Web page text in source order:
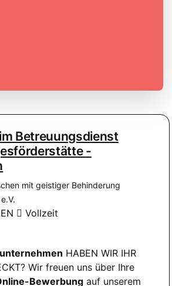
Betreuungsdienst
-
mit geistiger Behinderung
Vollzeit
HABEN WIR IHR
Wir freuen uns über Ihre
Bewerbung auf unserem